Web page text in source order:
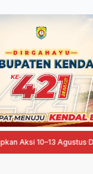
Aksi 10–13 Agustus·